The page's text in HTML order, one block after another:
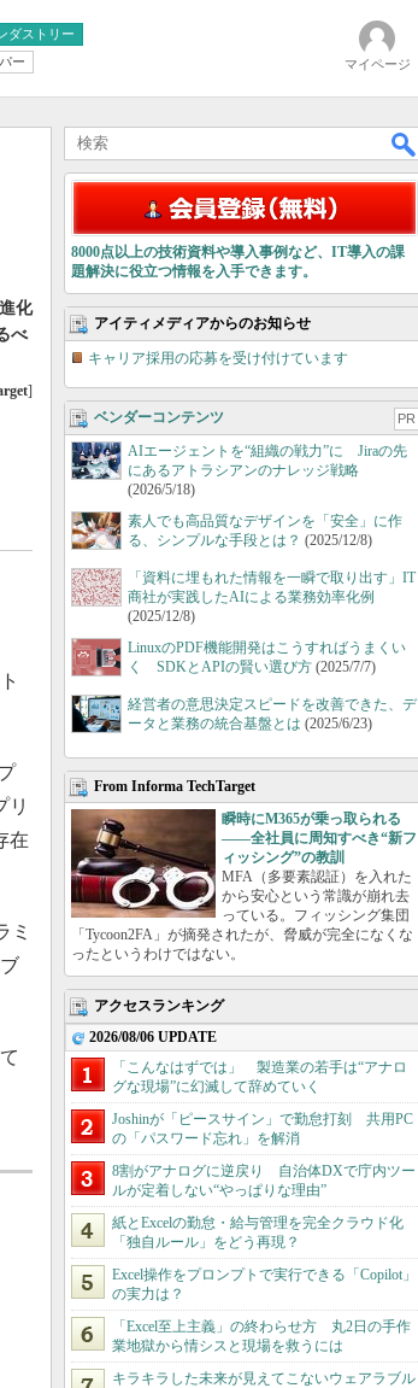
ダストリー
ー マイページ
化
べ
]
リ
在
ミ
8000点以上の技術資料や導入事例など、IT導入の課
題解決に役立つ情報を入手できます。
アイティメディアからのお知らせ
キャリア採用の応募を受け付けています
ベンダーコンテンツ PR
AIエージェントを“組織の戦力”に Jiraの先
にあるアトラシアンのナレッジ戦略
(2026/5/18)
素人でも高品質なデザインを「安全」に作
る、シンプルな手段とは？ (2025/12/8)
「資料に埋もれた情報を一瞬で取り出す」IT
商社が実践したAIによる業務効率化例
(2025/12/8)
LinuxのPDF機能開発はこうすればうまくい
く SDKとAPIの賢い選び方 (2025/7/7)
経営者の意思決定スピードを改善できた、デ
ータと業務の統合基盤とは (2025/6/23)
From Informa TechTarget
瞬時にM365が乗っ取られる
――全社員に周知すべき“新フ
ィッシング”の教訓
MFA（多要素認証）を入れた
から安心という常識が崩れ去
っている。フィッシング集団
「Tycoon2FA」が摘発されたが、脅威が完全になくな
ったというわけではない。
アクセスランキング
2026/08/06 UPDATE
「こんなはずでは」 製造業の若手は“アナロ
グな現場”に幻滅して辞めていく
Joshinが「ピースサイン」で勤怠打刻 共用PC
の「パスワード忘れ」を解消
8割がアナログに逆戻り 自治体DXで庁内ツー
ルが定着しない“やっぱりな理由”
紙とExcelの勤怠・給与管理を完全クラウド化
「独自ルール」をどう再現？
Excel操作をプロンプトで実行できる「Copilot」
の実力は？
「Excel至上主義」の終わらせ方 丸2日の手作
業地獄から情シスと現場を救うには
キラキラした未来が見えてこないウェアラブル